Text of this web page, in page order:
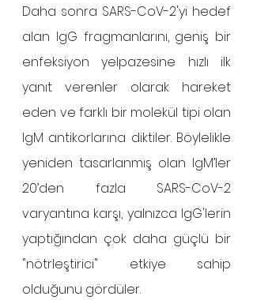
Daha sonra SARS-CoV-2'yi hedef
alan IgG fragmanlarını, geniş bir
enfeksiyon yelpazesine hızlı ilk
yanıt verenler olarak hareket
eden ve farklı bir molekül tipi olan
IgM antikorlarına diktiler. Böylelikle
yeniden tasarlanmış olan IgM’ler
20’den fazla SARS-CoV-2
varyantına karşı, yalnızca IgG'lerin
yaptığından çok daha güçlü bir
"nötrleştirici" etkiye sahip
olduğunu gördüler.